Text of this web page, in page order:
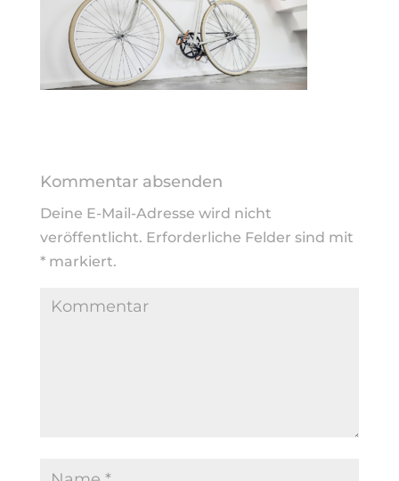
Kommentar absenden
Deine E-Mail-Adresse wird nicht
veröffentlicht. Erforderliche Felder sind mit
*markiert.